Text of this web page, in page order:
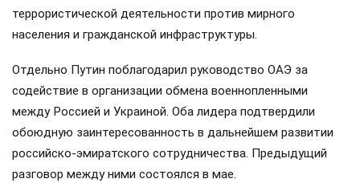
террористической деятельности против мирного
населения и гражданской инфраструктуры.
Отдельно Путин поблагодарил руководство ОАЭ за
содействие в организации обмена военнопленными
между Россией и Украиной. Оба лидера подтвердили
обоюдную заинтересованность в дальнейшем развитии
российско-эмиратского сотрудничества. Предыдущий
разговор между ними состоялся в мае.